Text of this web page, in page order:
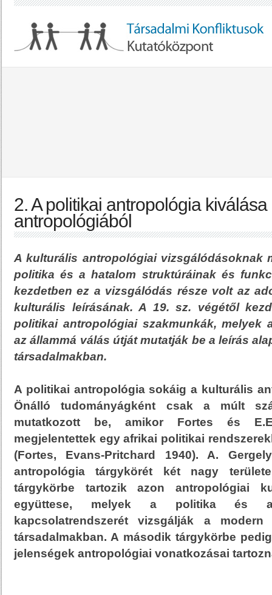
2. A politikai antropológia
antropológiából
A kulturális antropológiai vizsgálódásoknak
politika és a hatalom struktúráinak és
kezdetben ez a vizsgálódás része volt az
kulturális leírásának. A 19. sz. végétől
politikai antropológiai szakmunkák, melyek
az állammá válás útját mutatják be a leírás
társadalmakban.
A politikai antropológia sokáig a kulturális
Önálló tudományágként csak a múlt
mutatkozott be, amikor Fortes és
megjelentettek egy afrikai politikai
(Fortes, Evans-Pritchard 1940). A.
antropológia tárgykörét két nagy
tárgykörbe tartozik azon antropológiai
együttese, melyek a politika és
kapcsolatrendszerét vizsgálják a
társadalmakban. A második tárgykörbe
jelenségek antropológiai vonatkozásai